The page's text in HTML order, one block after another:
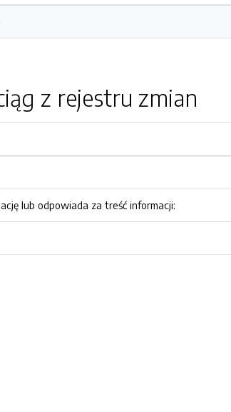
z rejestru zmian
lub odpowiada za treść informacji: